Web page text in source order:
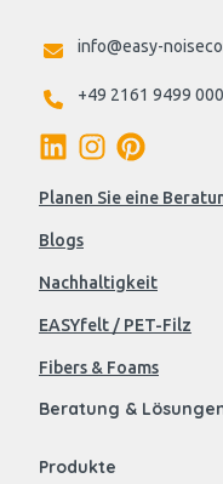
info@easy-
+49 2161 9499 000
Planen Sie eine
Blogs
Nachhaltigkeit
EASYfelt / PET-Filz
Fibers & Foams
Beratung &
Produkte